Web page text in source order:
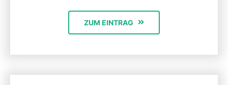
ZUM EINTRAG